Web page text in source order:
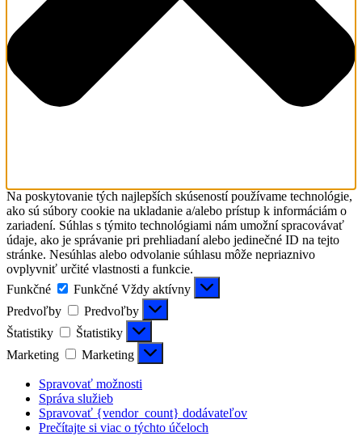
Na poskytovanie tých najlepších skúseností používame technológie,
ako sú súbory cookie na ukladanie a/alebo prístup k informáciám o
zariadení. Súhlas s týmito technológiami nám umožní spracovávať
údaje, ako je správanie pri prehliadaní alebo jedinečné ID na tejto
stránke. Nesúhlas alebo odvolanie súhlasu môže nepriaznivo
ovplyvniť určité vlastnosti a funkcie.
Funkčné
Funkčné Vždy aktívny
Predvoľby
Predvoľby
Štatistiky
Štatistiky
Marketing
Marketing
Spravovať možnosti
Správa služieb
Spravovať {vendor_count} dodávateľov
Prečítajte si viac o týchto účeloch